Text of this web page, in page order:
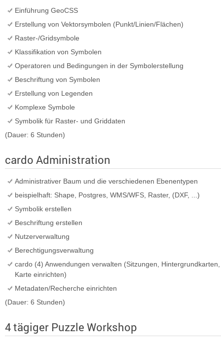
Einführung GeoCSS
Erstellung von Vektorsymbolen (Punkt/Linien/Flächen)
Raster-/Gridsymbole
Klassifikation von Symbolen
Operatoren und Bedingungen in der Symbolerstellung
Beschriftung von Symbolen
Erstellung von Legenden
Komplexe Symbole
Symbolik für Raster- und Griddaten
(Dauer: 6 Stunden)
cardo Administration
Administrativer Baum und die verschiedenen Ebenentypen
beispielhaft: Shape, Postgres, WMS/WFS, Raster, (DXF, ...)
Symbolik erstellen
Beschriftung erstellen
Nutzerverwaltung
Berechtigungsverwaltung
cardo (4) Anwendungen verwalten (Sitzungen, Hintergrundkarten,
Karte einrichten)
Metadaten/Recherche einrichten
(Dauer: 6 Stunden)
4 tägiger Puzzle Workshop